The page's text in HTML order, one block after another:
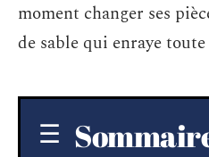
moment changer ses
de sable qui enraye